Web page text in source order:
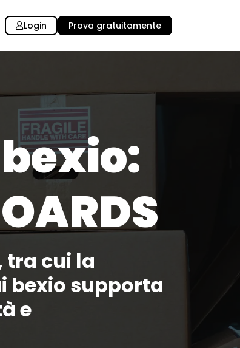
Login Prova gratuitamente
tra cui la
bexio supporta
e